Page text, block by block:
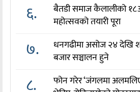
६.
बैतडी समाज कैलालीको
महोत्सवको तयारी पूरा
७.
धनगढीमा असोज २४ देखि
बजार सञ्चालन हुने
८.
फोन गरेर ‘जंगलमा